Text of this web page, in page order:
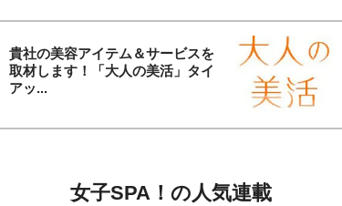
貴社の美容アイテム＆サービスを
取材します！「大人の美活」タイ
アッ...
女子SPA！の人気連載